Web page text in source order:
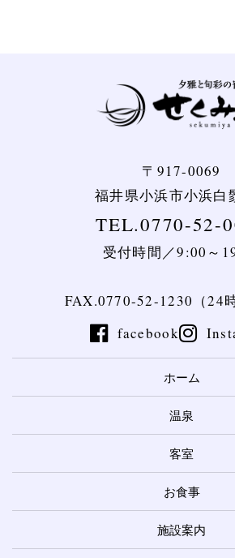
〒917-0069
福井県小浜市小浜白
TEL.0770-52-
受付時間／9:00～
FAX.0770-52-1230（24
facebook
ホーム
温泉
客室
お食事
施設案内